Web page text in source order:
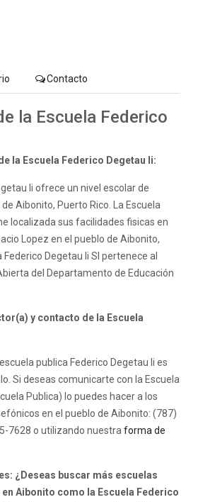
Contacto
la Escuela Federico
la Escuela Federico Degetau Ii:
Ii ofrece un nivel escolar de
Aibonito, Puerto Rico. La Escuela
localizada sus facilidades fisicas en
Lopez en el pueblo de Aibonito,
Federico Degetau Ii SI pertenece al
del Departamento de Educación
y contacto de la Escuela
publica Federico Degetau Ii es
Si deseas comunicarte con la Escuela
Publica) lo puedes hacer a los
en el pueblo de Aibonito: (787)
7628 o utilizando nuestra forma de
¿Deseas buscar más escuelas
Aibonito como la Escuela Federico